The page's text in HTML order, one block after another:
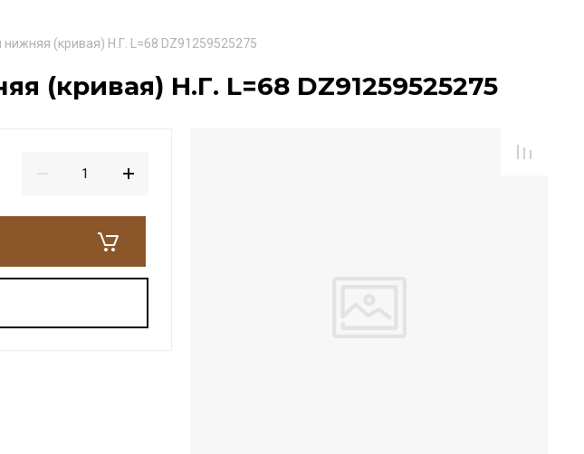
нижняя (кривая) Н.Г. L=68 DZ91259525275
(кривая) Н.Г. L=68 DZ91259525275